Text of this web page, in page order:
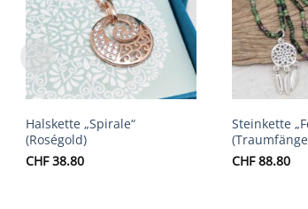
Wunschliste
Halskette „Spirale“
(Roségold)
CHF38.80
Steinkette
CHF88.80